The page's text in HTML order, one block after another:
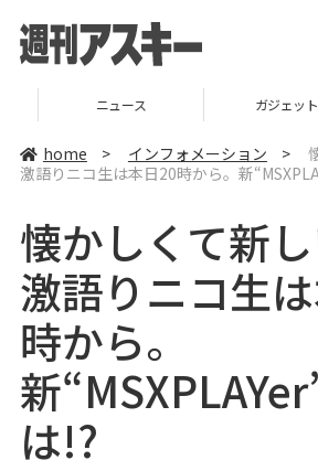
ニュース ガジェット
home > インフォメーション >
激語りニコ生は本日20時から。新
懐かしくて新
激語りニコ生
時から。
新
は!?